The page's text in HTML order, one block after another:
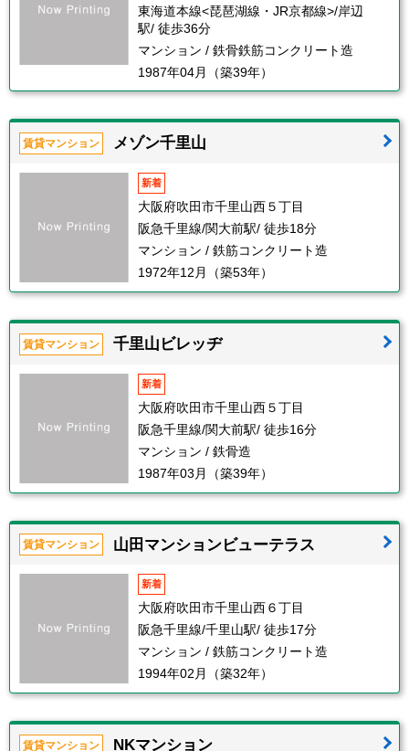
東海道本線<琵琶湖線・JR京都線>/岸辺
駅/ 徒歩36分
マンション / 鉄骨鉄筋コンクリート造
1987年04月（築39年）
賃貸マンション メゾン千里山
新着
大阪府吹田市千里山西５丁目
阪急千里線/関大前駅/ 徒歩18分
マンション / 鉄筋コンクリート造
1972年12月（築53年）
賃貸マンション 千里山ビレッヂ
新着
大阪府吹田市千里山西５丁目
阪急千里線/関大前駅/ 徒歩16分
マンション / 鉄骨造
1987年03月（築39年）
賃貸マンション 山田マンションビューテラス
新着
大阪府吹田市千里山西６丁目
阪急千里線/千里山駅/ 徒歩17分
マンション / 鉄筋コンクリート造
1994年02月（築32年）
賃貸マンション NKマンション